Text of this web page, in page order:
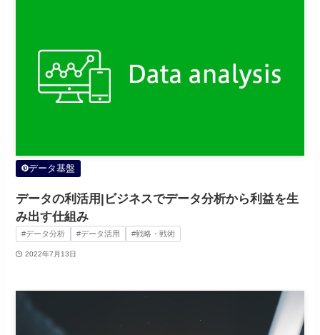
データ基盤
データの利活用|ビジネスでデータ分析から利益を生
み出す仕組み
#データ分析 #データ活用 #戦略・戦術
2022年7月13日